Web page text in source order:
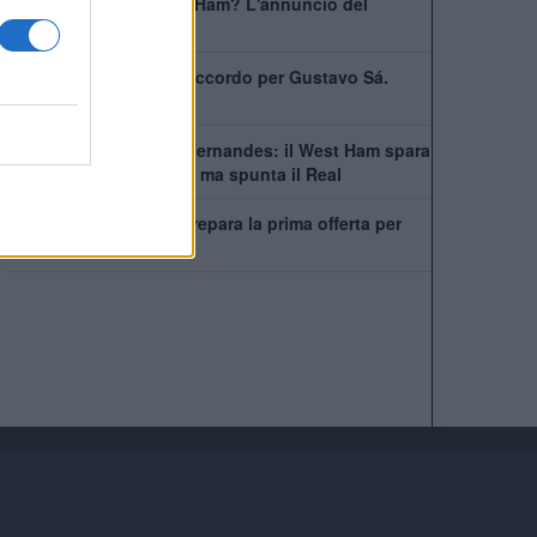
capitano
West Ham scatenato: accordo per Gustavo Sá.
Beffate sei italiane
Asta folle per Mateus Fernandes: il West Ham spara
alto, lo United accelera ma spunta il Real
Il Manchester United prepara la prima offerta per